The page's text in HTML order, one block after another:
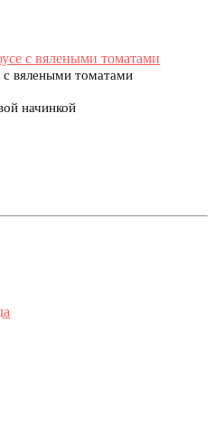
с вялеными томатами
начинкой